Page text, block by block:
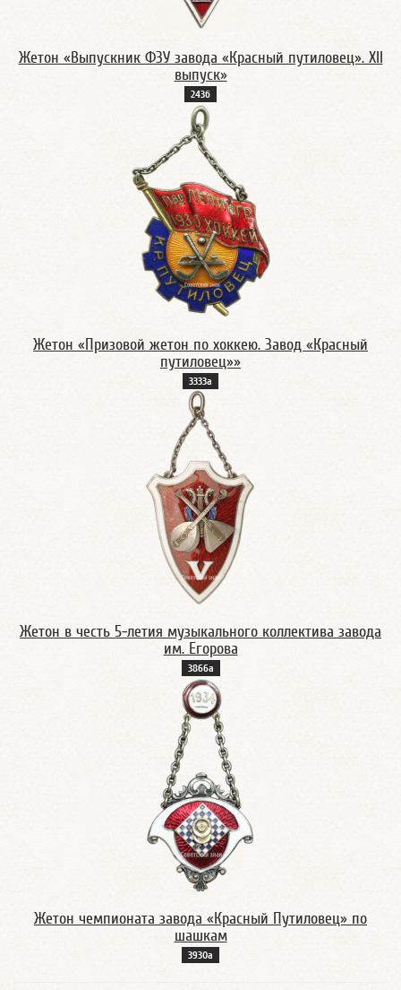
Жетон «Выпускник ФЗУ завода «Красный путиловец». XII
выпуск»
243б
Жетон «Призовой жетон по хоккею. Завод «Красный
путиловец»»
3333а
Жетон в честь 5-летия музыкального коллектива завода
им. Егорова
3866а
Жетон чемпионата завода «Красный Путиловец» по
шашкам
3930а